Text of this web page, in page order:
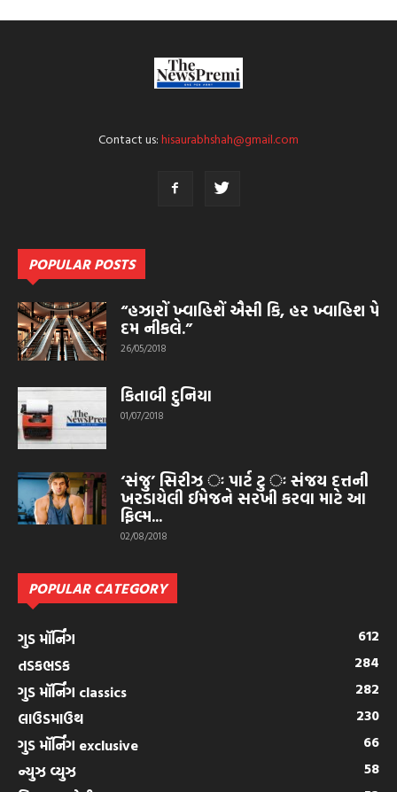
Contact us:hisaurabhshah@gmail.com
POPULAR POSTS
“હઝારોં ખ્વાહિશેં ઐસી કિ, હર ખ્વાહિશ પે
દમ નીકલે.”
26/05/2018
કિતાબી દુનિયા
01/07/2018
‘સંજુ’ સિરીઝ ઃ પાર્ટ ટુ ઃ સંજય દત્તની
ખરડાયેલી ઈમેજને સરખી કરવા માટે આ
ફિલ્મ...
02/08/2018
POPULAR CATEGORY
ગુડ મૉર્નિંગ
612
તડકભડક
284
ગુડ મૉર્નિંગ classics
282
લાઉડમાઉથ
230
ગુડ મૉર્નિંગ exclusive
66
ન્યુઝ વ્યુઝ
58